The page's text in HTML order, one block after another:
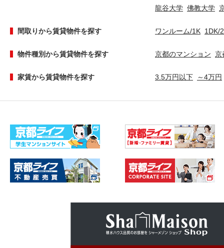
龍谷大学 佛教大学
間取りから賃貸物件を探す ワンルーム/1K 1DK/
物件種別から賃貸物件を探す 京都のマンション 京
家賃から賃貸物件を探す 3.5万円以下 ～4万円